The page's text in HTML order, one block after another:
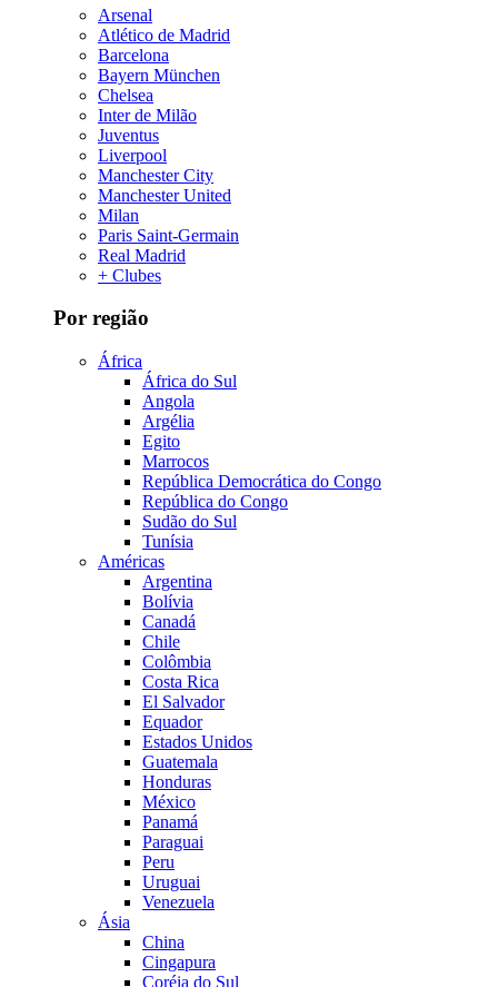
Arsenal
Atlético de Madrid
Barcelona
Bayern München
Chelsea
Inter de Milão
Juventus
Liverpool
Manchester City
Manchester United
Milan
Paris Saint-Germain
Real Madrid
+ Clubes
Por região
África
África do Sul
Angola
Argélia
Egito
Marrocos
República Democrática do Congo
República do Congo
Sudão do Sul
Tunísia
Américas
Argentina
Bolívia
Canadá
Chile
Colômbia
Costa Rica
El Salvador
Equador
Estados Unidos
Guatemala
Honduras
México
Panamá
Paraguai
Peru
Uruguai
Venezuela
Ásia
China
Cingapura
Coréia do Sul